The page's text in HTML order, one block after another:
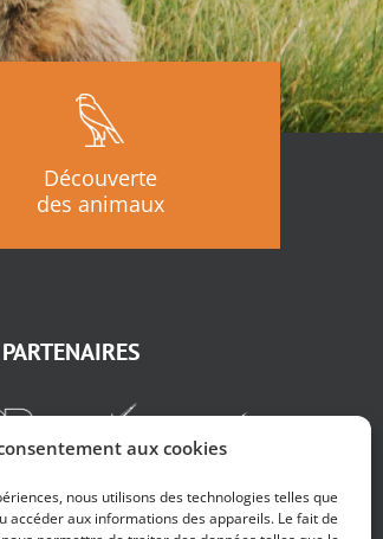
aux cookies
nous utilisons des technologies telles que
accéder aux informations des appareils. Le fait de
Découverte
des animaux